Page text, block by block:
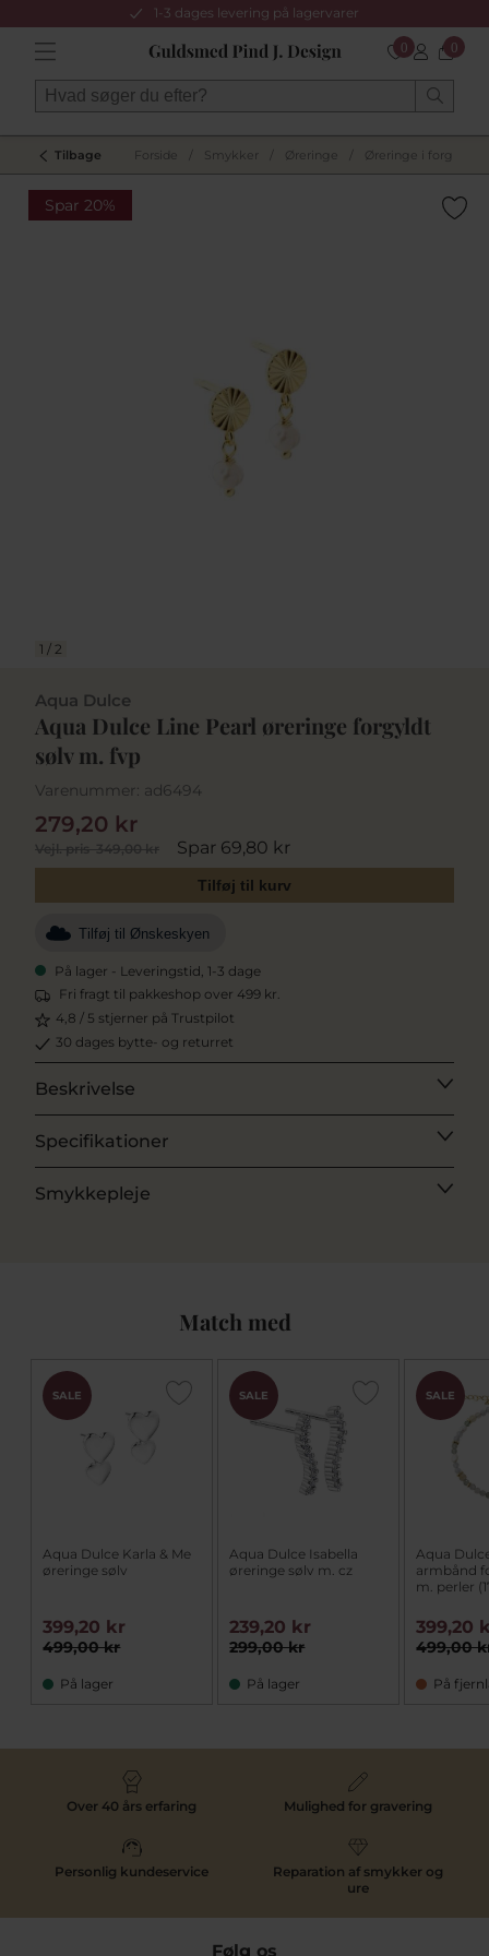
1-3 dages levering på lagervarer
0 0
Tilbage Forside Smykker Øreringe Øreringe i forgyldt
Spar 20%
1 / 2
Aqua Dulce
Aqua Dulce Line Pearl øreringe forgyldt
sølv m. fvp
Varenummer: ad6494
Vejl. pris349,00 kr Spar 69,80 kr
279,20 kr
Tilføj til kurv
Tilføj til Ønskeskyen
På lager - Leveringstid, 1-3 dage
Fri fragt til pakkeshop over 499 kr.
4,8 / 5 stjerner på Trustpilot
30 dages bytte- og returret
Beskrivelse
Specifikationer
Smykkepleje
Match med
SALE
Aqua Dulce Karla & Me
øreringe sølv
499,00 kr
399,20 kr
På lager
SALE
Aqua Dulce Isabella
øreringe sølv m. cz
299,00 kr
239,20 kr
På lager
SALE
Aqua
armbånd
m. perler
499,00
399,20
På
Over 40 års erfaring Mulighed for gravering
Personlig kundeservice
Reparation af smykker og
ure
Følg os